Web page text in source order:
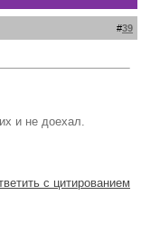
#39
и не доехал.